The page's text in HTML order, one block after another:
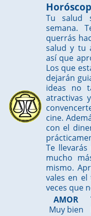
Tu salud
semana.
querrás
salud y tu
así que
Los que
dejarán
ideas no
atractivas
cine.
con el
Te
mucho
mismo.
vales en el
veces que
AMOR
Muy bien